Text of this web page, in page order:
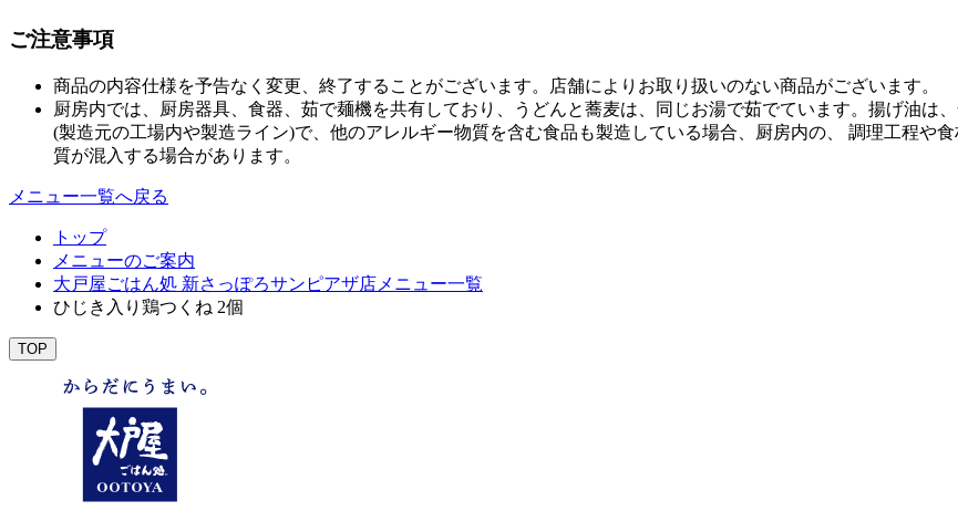
ご注意事項
商品の内容仕様を予告なく変更、終了することがございます。店舗によりお取り扱いのない商品がございます。
厨房内では、厨房器具、食器、茹で麺機を共有しており、うどんと蕎麦は、同じお湯で茹でています。揚げ油は
(製造元の工場内や製造ライン)で、他のアレルギー物質を含む食品も製造している場合、厨房内の、 調理工程や
質が混入する場合があります。
メニュー一覧へ戻る
トップ
メニューのご案内
大戸屋ごはん処 新さっぽろサンピアザ店メニュー一覧
ひじき入り鶏つくね 2個
TOP